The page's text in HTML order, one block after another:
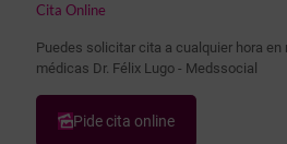
Cita Online
Puedes solicitar cita a cualquier hora en
médicas Dr. Félix Lugo - Medssocial
Pide cita online